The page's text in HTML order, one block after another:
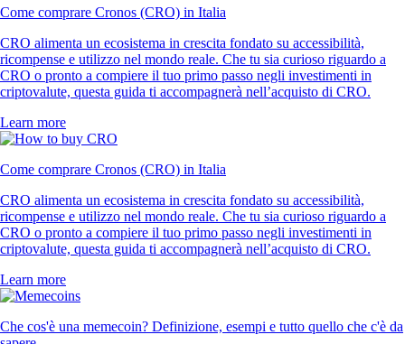
Come comprare Cronos (CRO) in Italia
CRO alimenta un ecosistema in crescita fondato su accessibilità,
ricompense e utilizzo nel mondo reale. Che tu sia curioso riguardo a
CRO o pronto a compiere il tuo primo passo negli investimenti in
criptovalute, questa guida ti accompagnerà nell’acquisto di CRO.
Learn more
Come comprare Cronos (CRO) in Italia
CRO alimenta un ecosistema in crescita fondato su accessibilità,
ricompense e utilizzo nel mondo reale. Che tu sia curioso riguardo a
CRO o pronto a compiere il tuo primo passo negli investimenti in
criptovalute, questa guida ti accompagnerà nell’acquisto di CRO.
Learn more
Che cos'è una memecoin? Definizione, esempi e tutto quello che c'è da